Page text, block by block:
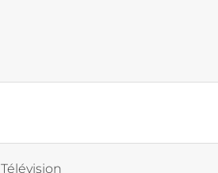
Télévision